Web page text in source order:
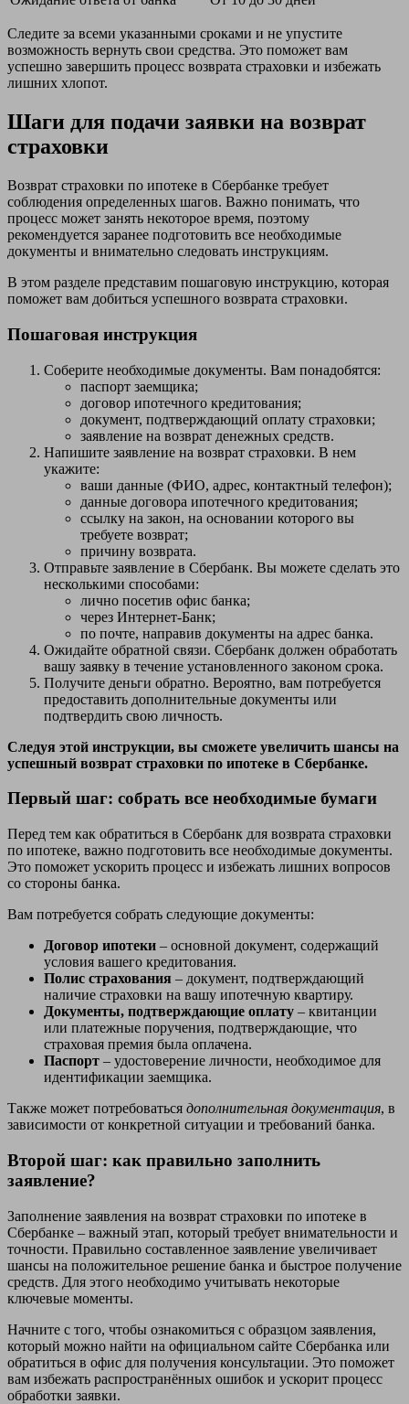
Следите за всеми указанными сроками и не упустите
возможность вернуть свои средства. Это поможет вам
успешно завершить процесс возврата страховки и избежать
лишних хлопот.
Шаги для подачи заявки на возврат
страховки
Возврат страховки по ипотеке в Сбербанке требует
соблюдения определенных шагов. Важно понимать, что
процесс может занять некоторое время, поэтому
рекомендуется заранее подготовить все необходимые
документы и внимательно следовать инструкциям.
В этом разделе представим пошаговую инструкцию, которая
поможет вам добиться успешного возврата страховки.
Пошаговая инструкция
Соберите необходимые документы. Вам понадобятся:
паспорт заемщика;
договор ипотечного кредитования;
документ, подтверждающий оплату страховки;
заявление на возврат денежных средств.
Напишите заявление на возврат страховки. В нем
укажите:
ваши данные (ФИО, адрес, контактный телефон);
данные договора ипотечного кредитования;
ссылку на закон, на основании которого вы
требуете возврат;
причину возврата.
Отправьте заявление в Сбербанк. Вы можете сделать это
несколькими способами:
лично посетив офис банка;
через Интернет-Банк;
по почте, направив документы на адрес банка.
Ожидайте обратной связи. Сбербанк должен обработать
вашу заявку в течение установленного законом срока.
Получите деньги обратно. Вероятно, вам потребуется
предоставить дополнительные документы или
подтвердить свою личность.
Следуя этой инструкции, вы сможете увеличить шансы на
успешный возврат страховки по ипотеке в Сбербанке.
Первый шаг: собрать все необходимые бумаги
Перед тем как обратиться в Сбербанк для возврата страховки
по ипотеке, важно подготовить все необходимые документы.
Это поможет ускорить процесс и избежать лишних вопросов
со стороны банка.
Вам потребуется собрать следующие документы:
Договор ипотеки – основной документ, содержащий
условия вашего кредитования.
Полис страхования – документ, подтверждающий
наличие страховки на вашу ипотечную квартиру.
Документы, подтверждающие оплату – квитанции
или платежные поручения, подтверждающие, что
страховая премия была оплачена.
Паспорт – удостоверение личности, необходимое для
идентификации заемщика.
Также может потребоваться дополнительная документация, в
зависимости от конкретной ситуации и требований банка.
Второй шаг: как правильно заполнить
заявление?
Заполнение заявления на возврат страховки по ипотеке в
Сбербанке – важный этап, который требует внимательности и
точности. Правильно составленное заявление увеличивает
шансы на положительное решение банка и быстрое получение
средств. Для этого необходимо учитывать некоторые
ключевые моменты.
Начните с того, чтобы ознакомиться с образцом заявления,
который можно найти на официальном сайте Сбербанка или
обратиться в офис для получения консультации. Это поможет
вам избежать распространённых ошибок и ускорит процесс
обработки заявки.